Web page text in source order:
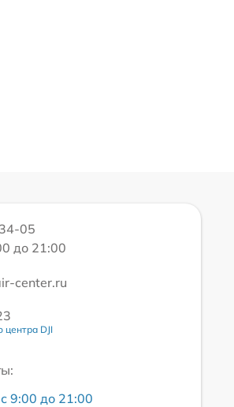
05
до 21:00
center.ru
центра DJI
9:00 до 21:00